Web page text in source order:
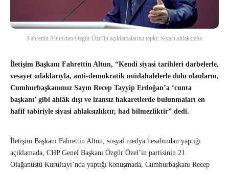
Fahrettin Altun'dan Özgür Özel'in açıklamalarına tepki: Siyasi ahlaksızlık
İletişim Başkanı Fahrettin Altun, “Kendi siyasi tarihleri darbelerle,
vesayet odaklarıyla, anti-demokratik müdahalelerle dolu olanların,
Cumhurbaşkanımız Sayın Recep Tayyip Erdoğan’a ‘cunta
başkanı’ gibi ahlâk dışı ve izansız hakaretlerde bulunmaları en
hafif tabiriyle siyasi ahlaksızlıktır, had bilmezliktir” dedi.
İletişim Başkanı Fahrettin Altun, sosyal medya hesabından yaptığı
açıklamada, CHP Genel Başkanı Özgür Özel’in partisinin 21.
Olağanüstü Kurultayı’nda yaptığı konuşmada, Cumhurbaşkanı Recep